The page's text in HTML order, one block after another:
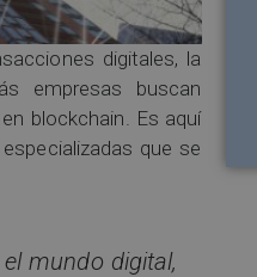
digitales, la
empresas buscan
blockchain. Es aquí
que se
mundo digital,